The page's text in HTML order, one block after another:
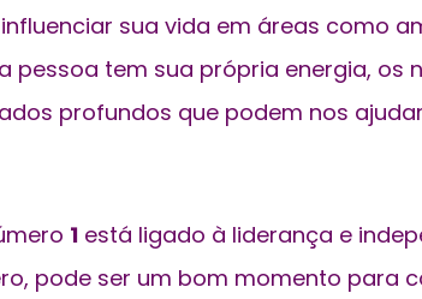
sua vida em áreas como
pessoa tem sua própria energia, os
profundos que podem nos
1 está ligado à liderança e
pode ser um bom momento para